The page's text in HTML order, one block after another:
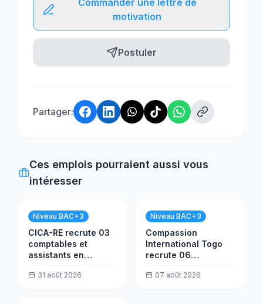
Commander une lettre de
motivation
Postuler
Partager:
Ces emplois pourraient aussi vous
intéresser
Niveau BAC+3
CICA-RE recrute 03
comptables et
assistants en
31 août 2026
Niveau BAC+3
Compassion
International Togo
recrute 06
formateurs
07 août 2026